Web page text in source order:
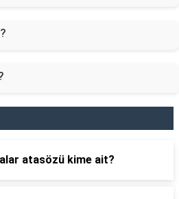
atasözü kime ait?